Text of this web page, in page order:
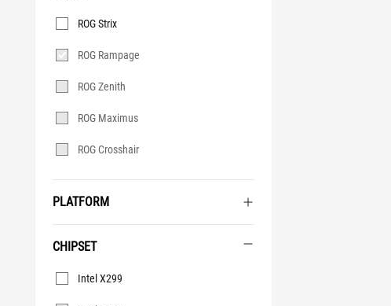
Series
ROG Rampage
ROG Zenith
ROG Maximus
ROG Crosshair
ROG Strix
PLATFORM
CHIPSET
Chipset
Intel X299